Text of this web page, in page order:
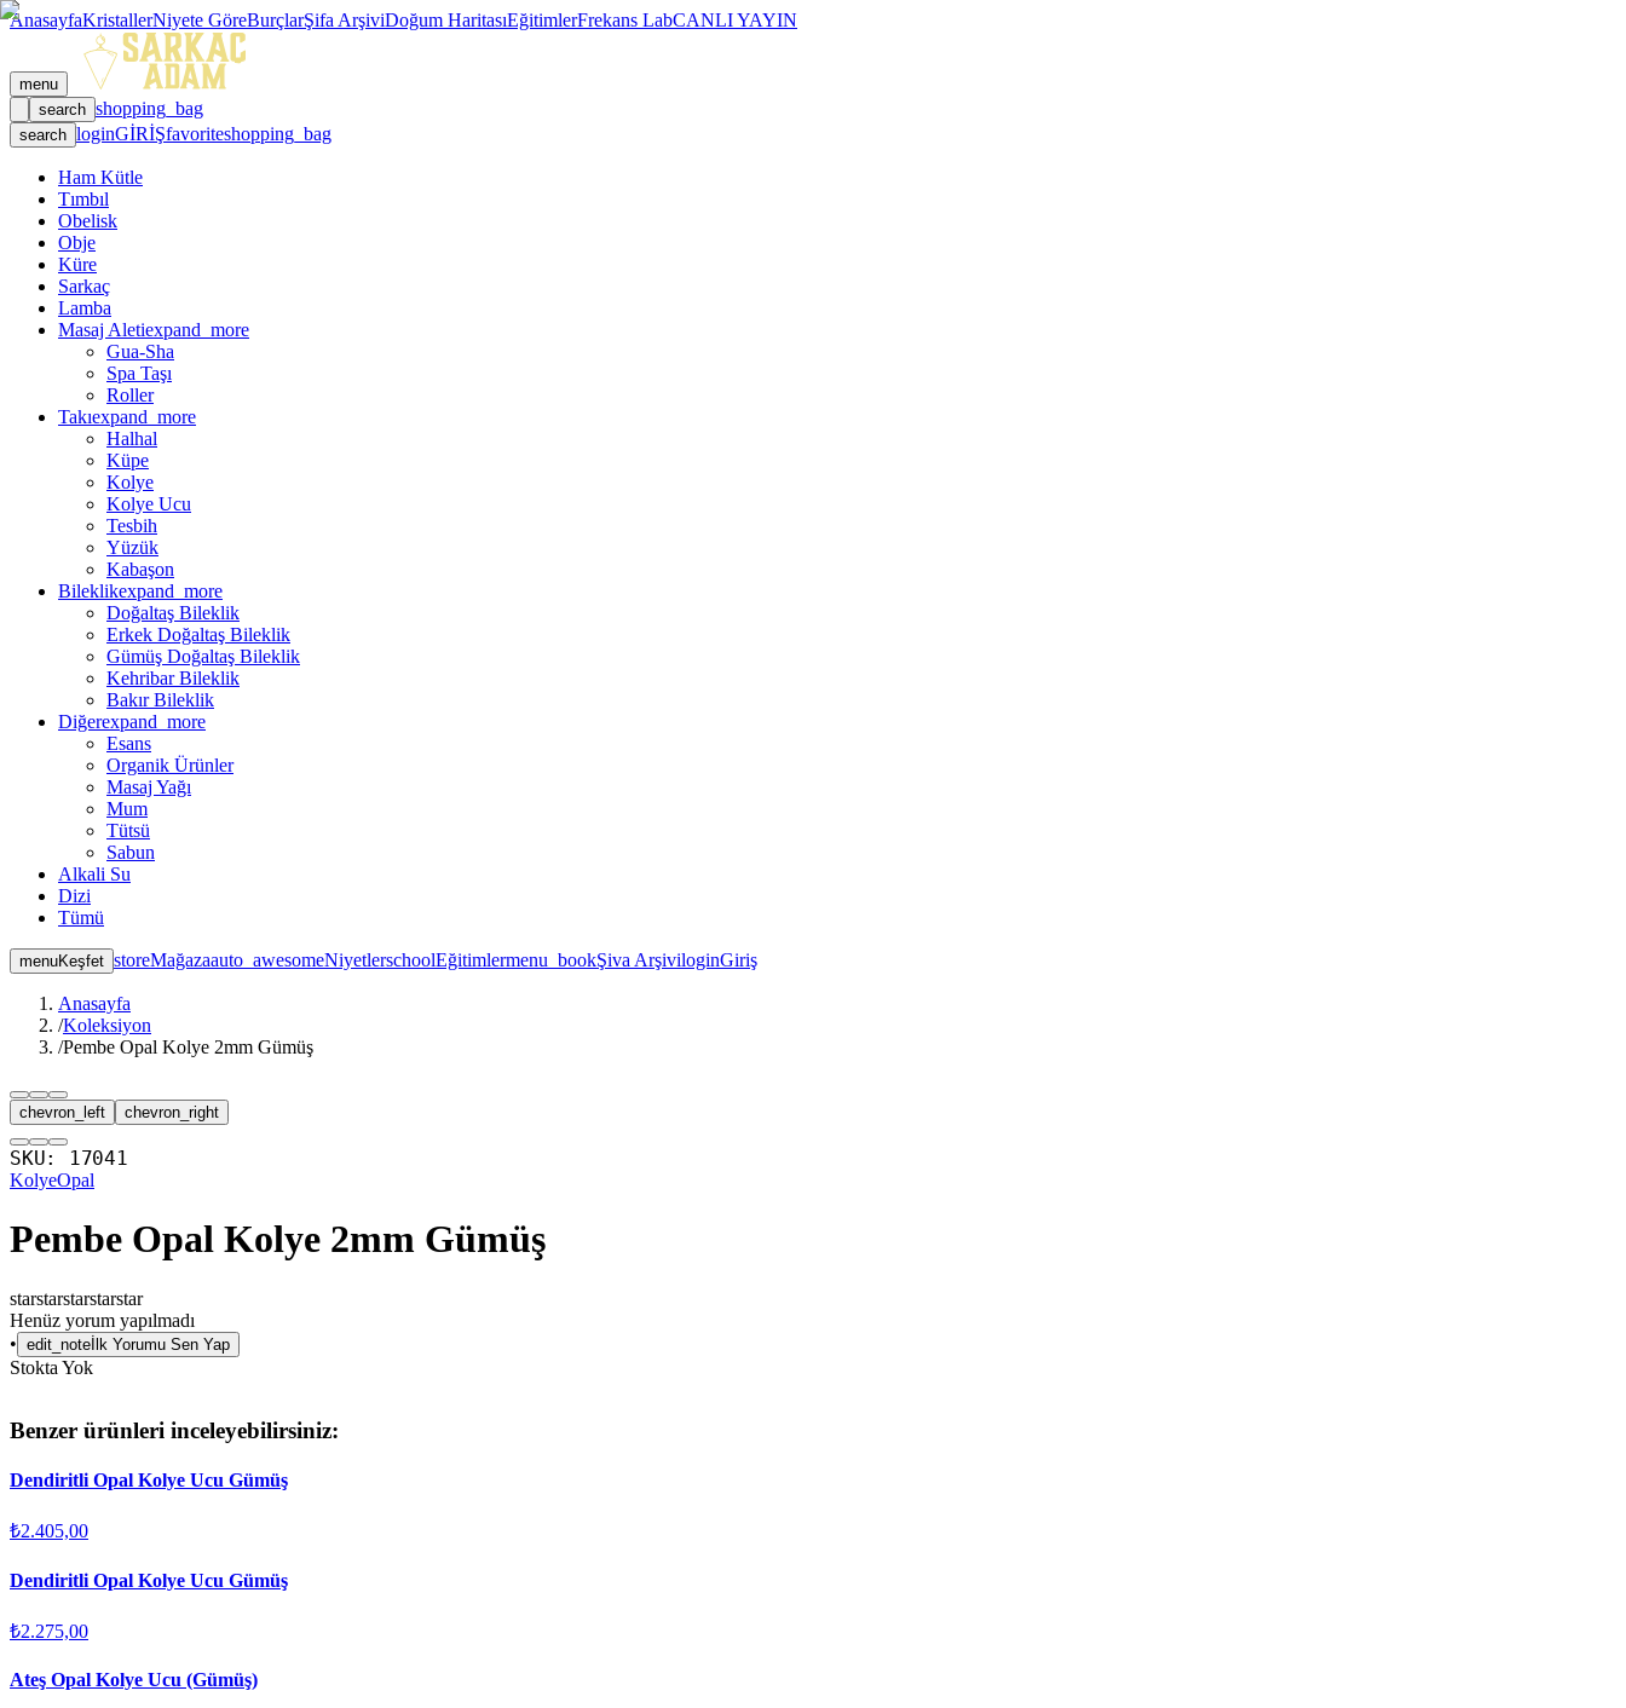
AnasayfaKristallerNiyete GöreBurçlarŞifa ArşiviDoğum HaritasıEğitimlerFrekans LabCANLI YAYIN
menu
search shopping_bag
search loginGİRİŞfavoriteshopping_bag
Ham Kütle
Tımbıl
Obelisk
Obje
Küre
Sarkaç
Lamba
Masaj Aletiexpand_more
Gua-Sha
Spa Taşı
Roller
Takıexpand_more
Halhal
Küpe
Kolye
Kolye Ucu
Tesbih
Yüzük
Kabaşon
Bileklikexpand_more
Doğaltaş Bileklik
Erkek Doğaltaş Bileklik
Gümüş Doğaltaş Bileklik
Kehribar Bileklik
Bakır Bileklik
Diğerexpand_more
Esans
Organik Ürünler
Masaj Yağı
Mum
Tütsü
Sabun
Alkali Su
Dizi
Tümü
menuKeşfet storeMağazaauto_awesomeNiyetlerschoolEğitimlermenu_bookŞiva ArşiviloginGiriş
Anasayfa
/Koleksiyon
/Pembe Opal Kolye 2mm Gümüş
chevron_left chevron_right
SKU: 17041
KolyeOpal
Pembe Opal Kolye 2mm Gümüş
starstarstarstarstar
Henüz yorum yapılmadı
• edit_note İlk Yorumu Sen Yap
Stokta Yok
Benzer ürünleri inceleyebilirsiniz:
Dendiritli Opal Kolye Ucu Gümüş
₺2.405,00
Dendiritli Opal Kolye Ucu Gümüş
₺2.275,00
Ateş Opal Kolye Ucu (Gümüş)